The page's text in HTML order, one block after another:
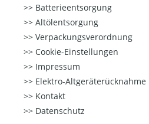
Batterieentsorgung
Altölentsorgung
Verpackungsverordnung
Cookie-Einstellungen
Impressum
Elektro-Altgeräterücknahme
Kontakt
Datenschutz